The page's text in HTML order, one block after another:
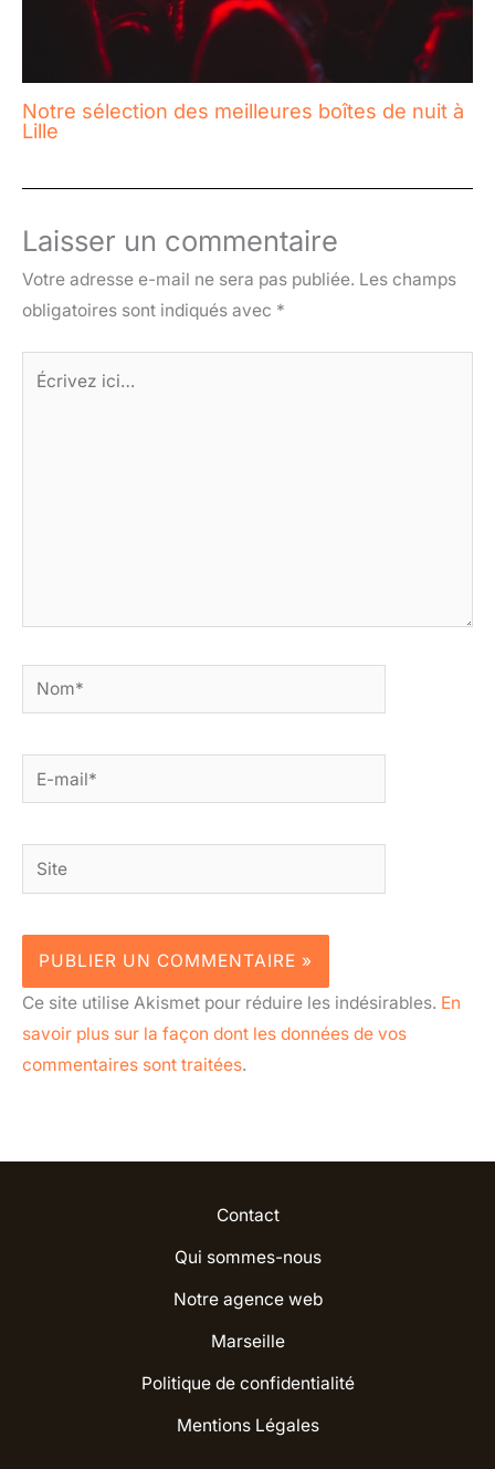
Notre sélection des meilleures boîtes de nuit à
Lille
Laisser un commentaire
Votre adresse e-mail ne sera pas publiée. Les champs
obligatoires sont indiqués avec *
Écrivez
Nom*
E-
mail*
Site
Ce site utilise Akismet pour réduire les indésirables. En
savoir plus sur la façon dont les données de vos
commentaires sont traitées.
Contact
Qui sommes-nous
Notre agence web
Marseille
Politique de confidentialité
Mentions Légales